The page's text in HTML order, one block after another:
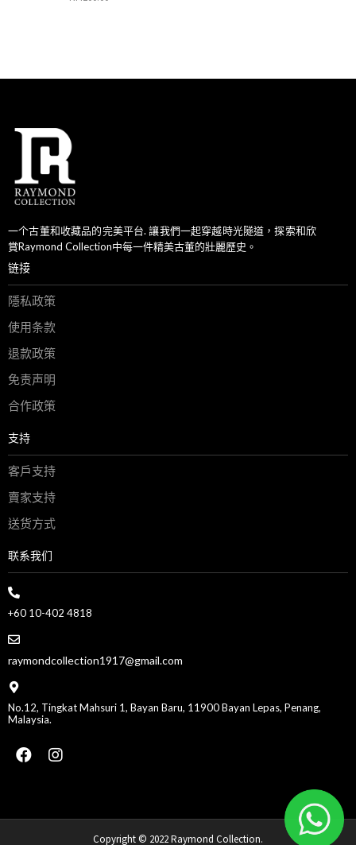
一个古董和收藏品的完美平台. 讓我們一起穿越時光隧道，探索和欣
賞Raymond Collection中每一件精美古董的壯麗歷史。
链接
隱私政策
使用条款
退款政策
免责声明
合作政策
支持
客戶支持
賣家支持
送货方式
联系我们
+60 10-402 4818
raymondcollection1917@gmail.com
No.12, Tingkat Mahsuri 1, Bayan Baru, 11900 Bayan Lepas, Penang,
Malaysia.
Copyright © 2022 Raymond Collection.